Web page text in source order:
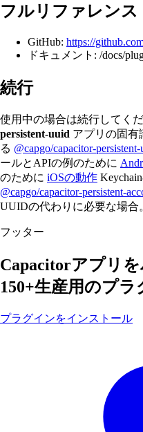
フルリファレンス
GitHub: https://
ドキュメント: /docs/
続行
使用中の場合は続行してく
persistent-uuid アプリの固有
る @capgo/capacitor-persistent-
ールとAPIの例のために
のために iOSの動作
@capgo/capacitor-persistent-
UUIDの代わりに必要な場合
フッター
Capacitorアプリ
150+生産用のプラ
プラグインをインストール